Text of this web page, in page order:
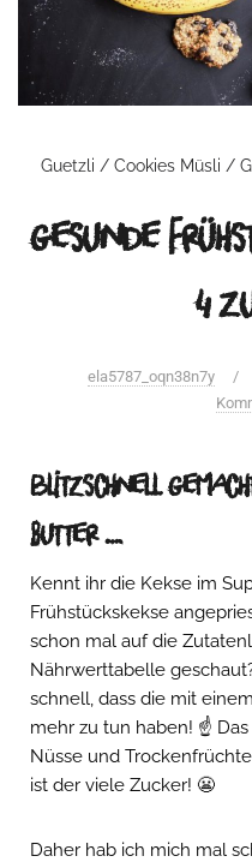
Guetzli / Cookies Müsli /
gesunde
4
ela5787_oqn38n7y /
blitzschnell
Butter ….
Kennt ihr die Kekse im
Frühstückskekse
schon mal auf die
Nährwerttabelle
schnell, dass die mit
mehr zu tun haben! ☝
Nüsse und
ist der viele Zucker! 😬
Daher hab ich mich mal